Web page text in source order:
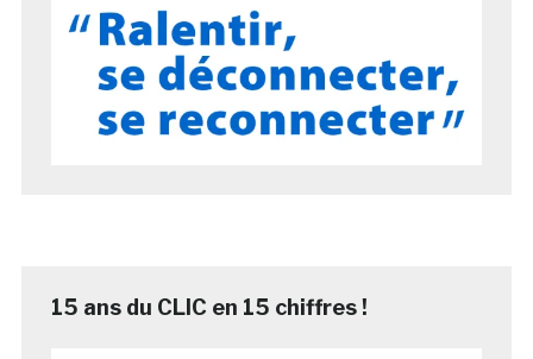
15 ans du CLIC en 15 chiffres !